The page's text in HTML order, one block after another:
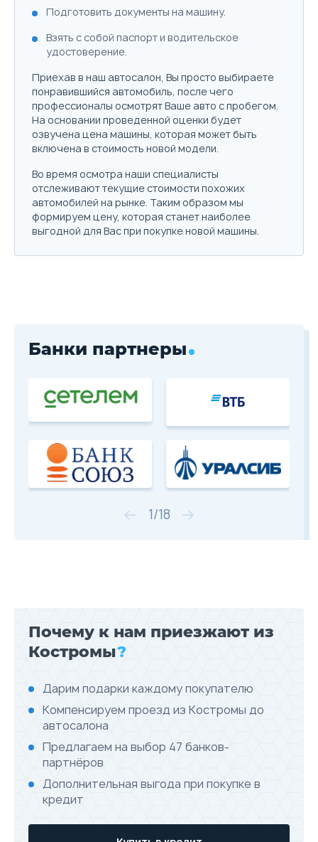
Trade-in
Забронировать
Купить в кредит
Trade-in
Цена от
1 269 900
Цена в кредит
Купить в кредит
Забронировать
Подробнее о комплектации
Параметры
Скидка в кредит
250 000 ₽
Скидка в Трейд-ин
Цена от
1 244 900
Цена в кредит
14 820
Купить в кредит
Забронировать
Выберите цвет
Подробнее о комплектации
Параметры Выгода
Скидка в кредит
250 000 ₽
Скидка в Трейд-ин
Цена от
1 399 900
Цена в кредит
16 665
Купить в кредит
Подготовить документы на машину.
Взять с собой паспорт и водительское
удостоверение.
Приехав в наш автосалон, Вы просто выбираете
понравившийся автомобиль, после чего
профессионалы осмотрят Ваше авто с пробегом.
На основании проведенной оценки будет
озвучена цена машины, которая может быть
включена в стоимость новой модели.
Во время осмотра наши специалисты
отслеживают текущие стоимости похожих
автомобилей на рынке. Таким образом мы
формируем цену, которая станет наиболее
выгодной для Вас при покупке новой машины.
Банки партнеры
1/18
Почему к нам приезжают из
Костромы?
Дарим подарки каждому покупателю
Компенсируем проезд из Костромы до
автосалона
Предлагаем на выбор 47 банков-
партнёров
Дополнительная выгода при покупке в
кредит